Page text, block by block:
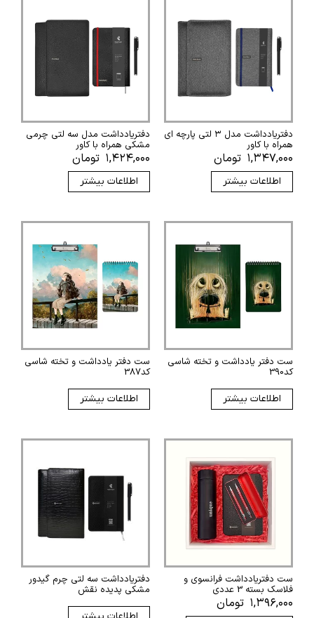
دفتریادداشت مدل ۳ لتی پارچه ای
همراه با کاور
۱,۳۴۷,۰۰۰ تومان
اطلاعات بیشتر
دفتریادداشت مدل سه لتی چرمی
مشکی همراه با کاور
۱,۴۲۴,۰۰۰ تومان
اطلاعات بیشتر
ست دفتر یادداشت و تخته شاسی
کد390
اطلاعات بیشتر
ست دفتر یادداشت و تخته شاسی
کد387
اطلاعات بیشتر
ست دفتریادداشت فرانسوی و
فلاسک بسته 3 عددی
۱,۳۹۶,۰۰۰ تومان
دفتریادداشت سه لتی چرم گیدور
مشکی پدیده نقش